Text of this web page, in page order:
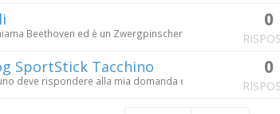
Beethoven ed è un Zwergpinscher di 2 mesi è un
0
SportStick Tacchino
deve rispondere alla mia domanda della community?
0